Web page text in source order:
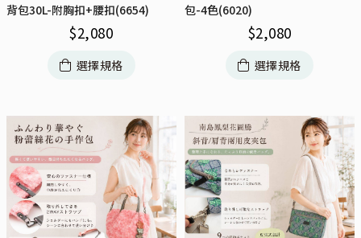
背包30L-附胸扣+腰扣(6654)
$2,080
選擇規格
包-4色(6020)
$2,080
選擇規格